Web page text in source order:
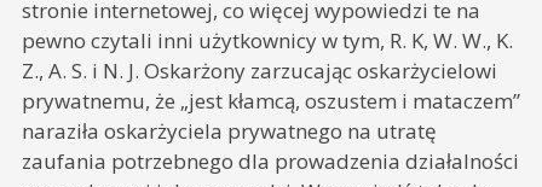
stronie internetowej, co więcej wypowiedzi te na
pewno czytali inni użytkownicy w tym, R. K, W. W., K.
Z., A. S. i N. J. Oskarżony zarzucając oskarżycielowi
prywatnemu, że „jest kłamcą, oszustem i mataczem”
naraziła oskarżyciela prywatnego na utratę
zaufania potrzebnego dla prowadzenia działalności